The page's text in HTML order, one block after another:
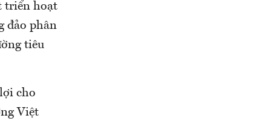
triển hoạt
đảo phân
tiêu
cho
Việt